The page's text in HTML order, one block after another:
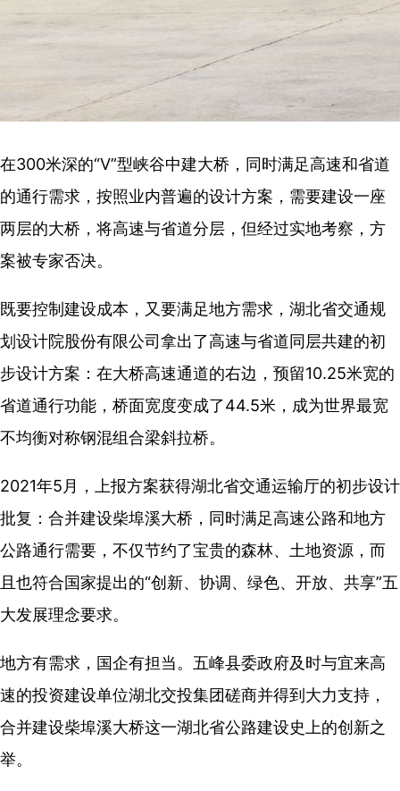
在300米深的“V”型峡谷中建大桥，同时满足高速和省道
的通行需求，按照业内普遍的设计方案，需要建设一座
两层的大桥，将高速与省道分层，但经过实地考察，方
案被专家否决。
既要控制建设成本，又要满足地方需求，湖北省交通规
划设计院股份有限公司拿出了高速与省道同层共建的初
步设计方案：在大桥高速通道的右边，预留10.25米宽的
省道通行功能，桥面宽度变成了44.5米，成为世界最宽
不均衡对称钢混组合梁斜拉桥。
2021年5月，上报方案获得湖北省交通运输厅的初步设计
批复：合并建设柴埠溪大桥，同时满足高速公路和地方
公路通行需要，不仅节约了宝贵的森林、土地资源，而
且也符合国家提出的“创新、协调、绿色、开放、共享”五
大发展理念要求。
地方有需求，国企有担当。五峰县委政府及时与宜来高
速的投资建设单位湖北交投集团磋商并得到大力支持，
合并建设柴埠溪大桥这一湖北省公路建设史上的创新之
举。